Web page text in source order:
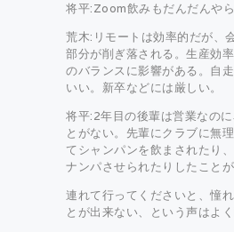
将平:Zoom飲みもだんだんやら
荒木:リモートは効率的だが、
部分が削ぎ落される。生産効
のバランスに影響がある。自
いい。新卒などには厳しい。
将平:2年目の後輩は営業なの
とがない。先輩にクラブに無
てシャンパンを飲まされたり、
ナンパさせられたりしたことが
連れて行ってくださいと、憧
とが出来ない、という声はよく